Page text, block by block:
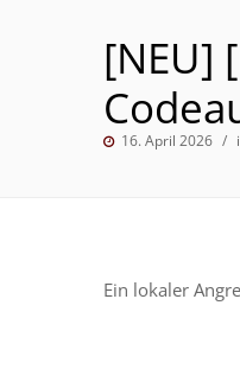
[NEU]
16. April 2026
Ein lokaler